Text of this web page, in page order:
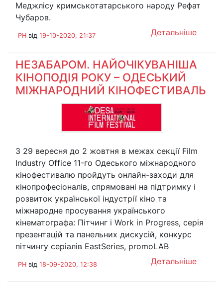
Меджлісу кримськотатарського народу Рефат
Чубаров.
Детальніше
PH від 19-10-2020, 21:37
НЕЗАБАРОМ. НАЙОЧІКУВАНІША
КІНОПОДІЯ РОКУ – ОДЕСЬКИЙ
МІЖНАРОДНИЙ КІНОФЕСТИВАЛЬ
З 29 вересня до 2 жовтня в межах секції Film
Industry Office 11-го Одеського міжнародного
кінофестивалю пройдуть онлайн-заходи для
кінопрофесіоналів, спрямовані на підтримку і
розвиток української індустрії кіно та
міжнародне просування українського
кінематографа: Пітчинг і Work in Progress, серія
презентацій та панельних дискусій, конкурс
пітчингу серіалів EastSeries, promoLAB
Детальніше
PH від 18-09-2020, 12:38